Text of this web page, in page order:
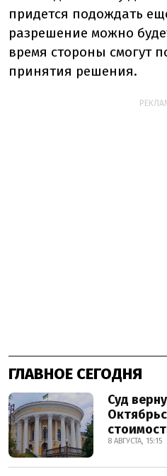
придется подождать
разрешение можно
время стороны смогут
принятия решения.
ГЛАВНОЕ СЕГОДНЯ
Суд
8 АВГУСТА, 15:15